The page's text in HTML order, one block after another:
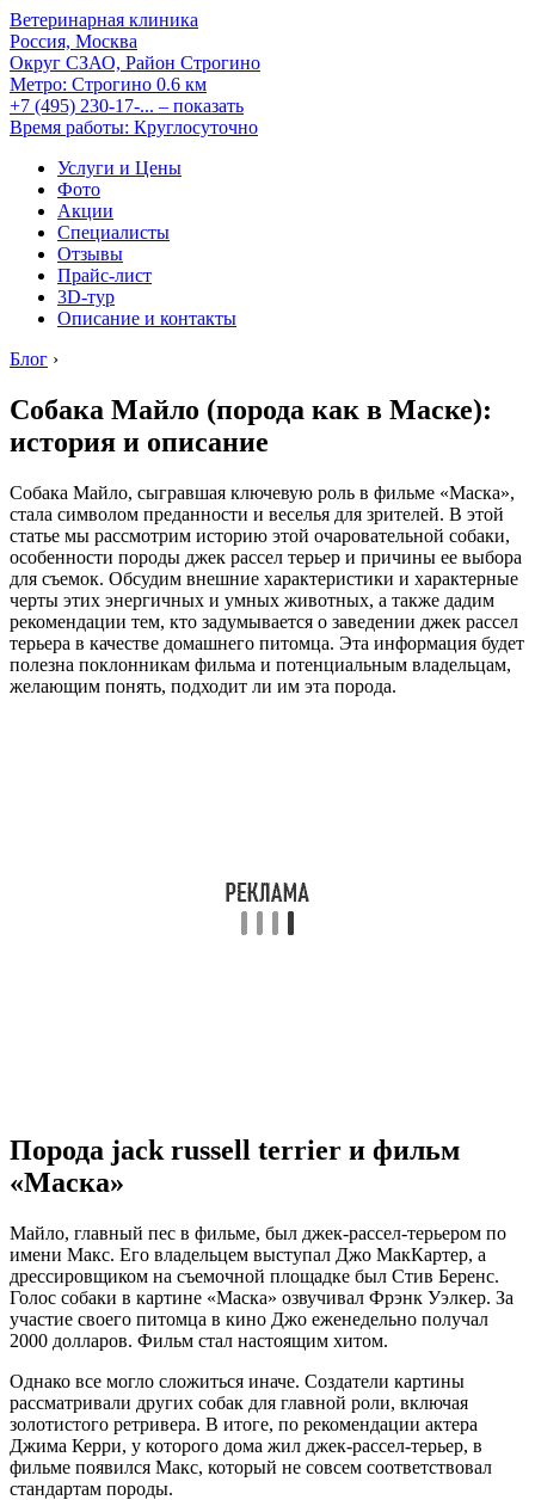
Ветеринарная клиника
Россия, Москва
Округ СЗАО, Район Строгино
Метро: Строгино 0.6 км
+7 (495) 230-17-... – показать
Время работы: Круглосуточно
Услуги и Цены
Фото
Акции
Специалисты
Отзывы
Прайс-лист
3D-тур
Описание и контакты
Блог ›
Собака Майло (порода как в Маске):
история и описание
Собака Майло, сыгравшая ключевую роль в фильме «Маска»,
стала символом преданности и веселья для зрителей. В этой
статье мы рассмотрим историю этой очаровательной собаки,
особенности породы джек рассел терьер и причины ее выбора
для съемок. Обсудим внешние характеристики и характерные
черты этих энергичных и умных животных, а также дадим
рекомендации тем, кто задумывается о заведении джек рассел
терьера в качестве домашнего питомца. Эта информация будет
полезна поклонникам фильма и потенциальным владельцам,
желающим понять, подходит ли им эта порода.
Порода jack russell terrier и фильм
«Маска»
Майло, главный пес в фильме, был джек-рассел-терьером по
имени Макс. Его владельцем выступал Джо МакКартер, а
дрессировщиком на съемочной площадке был Стив Беренс.
Голос собаки в картине «Маска» озвучивал Фрэнк Уэлкер. За
участие своего питомца в кино Джо еженедельно получал
2000 долларов. Фильм стал настоящим хитом.
Однако все могло сложиться иначе. Создатели картины
рассматривали других собак для главной роли, включая
золотистого ретривера. В итоге, по рекомендации актера
Джима Керри, у которого дома жил джек-рассел-терьер, в
фильме появился Макс, который не совсем соответствовал
стандартам породы.